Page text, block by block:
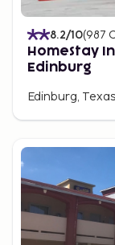
8.2/10(987
HomeStay
Edinburg
Edinburg,